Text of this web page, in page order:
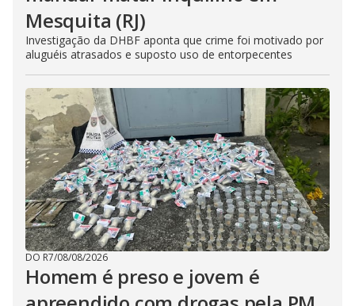
Mesquita (RJ)
Investigação da DHBF aponta que crime foi motivado por
aluguéis atrasados e suposto uso de entorpecentes
DO R7/08/08/2026
Homem é preso e jovem é